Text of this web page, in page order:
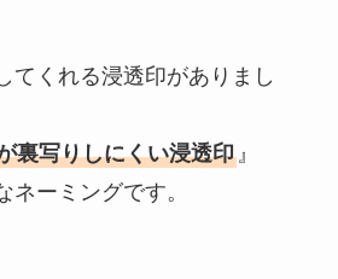
てくれる浸透印がありまし
裏写りしにくい浸透印』
ネーミングです。